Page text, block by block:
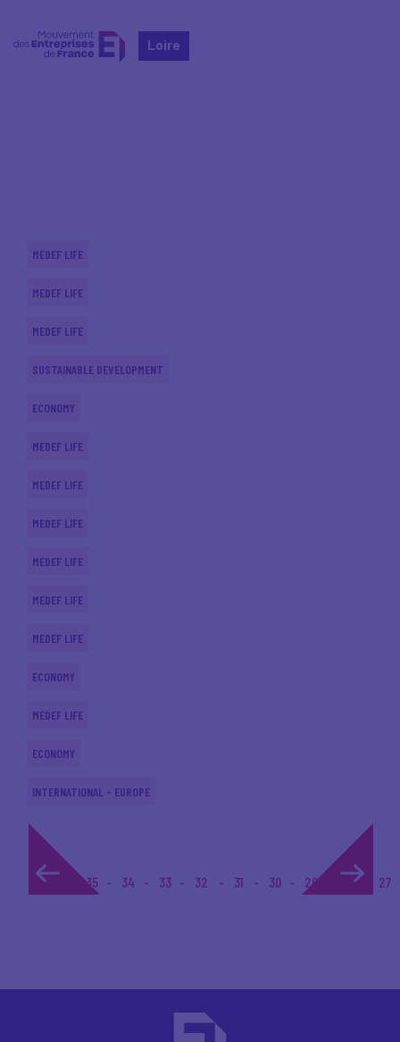
Loire
MEDEF LIFE
MEDEF LIFE
MEDEF LIFE
SUSTAINABLE DEVELOPMENT
ECONOMY
MEDEF LIFE
MEDEF LIFE
MEDEF LIFE
MEDEF LIFE
MEDEF LIFE
MEDEF LIFE
ECONOMY
MEDEF LIFE
ECONOMY
INTERNATIONAL - EUROPE
1... 35 34 33 32 31 30 29 28 27